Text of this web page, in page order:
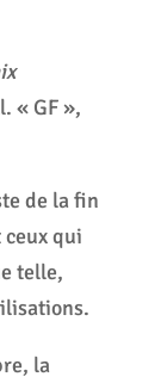
« GF »,
de la fin
qui
telle,
la